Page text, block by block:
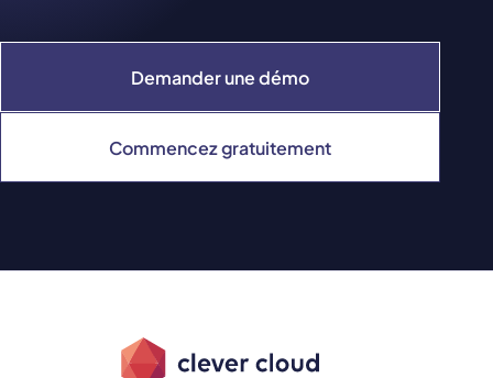
Demander une démo
Commencez gratuitement